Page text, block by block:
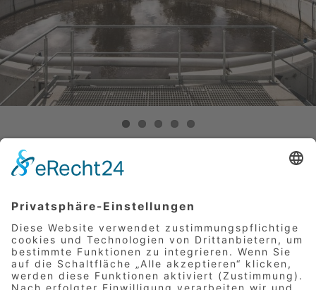
Jahr der Fertigstellung
2019
Projektdauer